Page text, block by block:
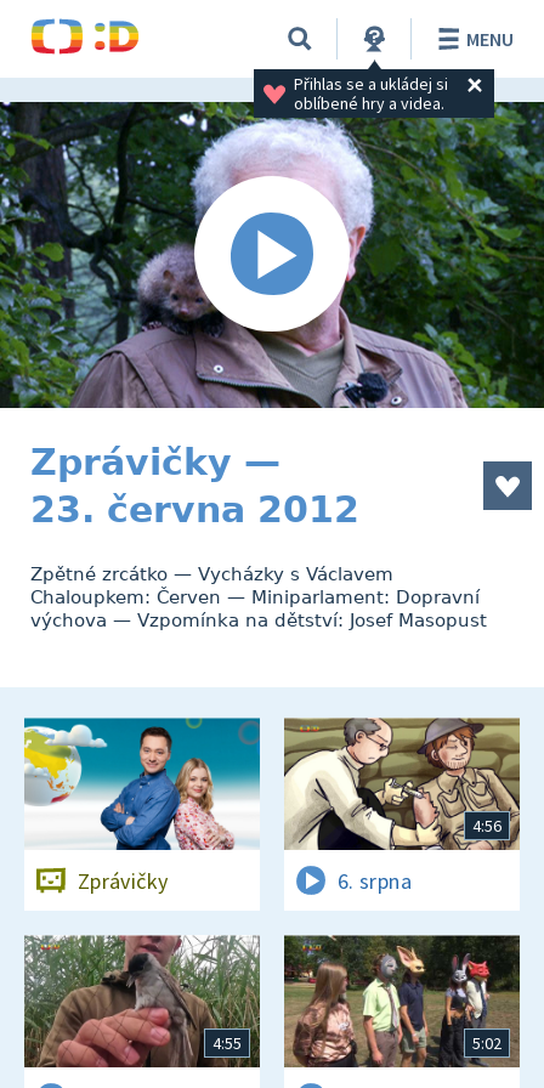
Přihlas se a ukládej si
oblíbené hry a videa.
MENU
Zprávičky —
23. června 2012
Zpětné zrcátko — Vycházky s Václavem
Chaloupkem: Červen — Miniparlament: Dopravní
výchova — Vzpomínka na dětství: Josef Masopust
Zprávičky
4:56
6. srpna
4:55 5:02